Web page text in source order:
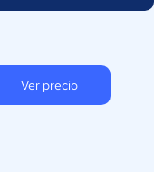
Ver precio